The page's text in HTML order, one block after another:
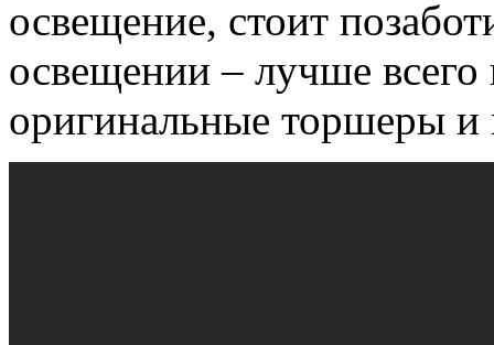
освещение, стоит
освещении – лучше
оригинальные торшеры и